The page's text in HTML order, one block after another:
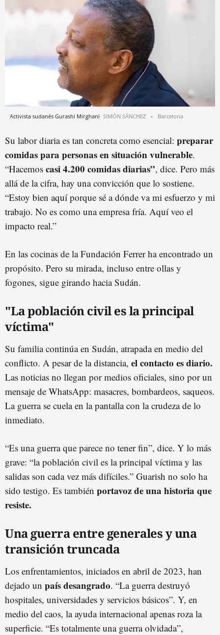
Activista sudanés Gurashi Mirghani SIMÓN SÁNCHEZ Barcelona
Su labor diaria es tan concreta como esencial: preparar
comidas para personas en situación vulnerable.
“Hacemos casi 4.200 comidas diarias”, dice. Pero más
allá de la cifra, hay una convicción que lo sostiene.
“Estoy bien aquí porque sé a dónde va mi esfuerzo y mi
trabajo. No es como una empresa fría. Aquí veo el
impacto real.”
En las cocinas de la Fundación Ferrer ha encontrado un
propósito. Pero su mirada, incluso entre ollas y
fogones, sigue girando hacia Sudán.
"La población civil es la principal
víctima"
Su familia continúa en Sudán, atrapada en medio del
conflicto. A pesar de la distancia, el contacto es diario.
Las noticias no llegan por medios oficiales, sino por un
mensaje de WhatsApp: masacres, bombardeos, saqueos.
La guerra se cuela en la pantalla con la crudeza de lo
inmediato.
“Es una guerra que parece no tener fin”, dice. Y lo más
grave: “la población civil es la principal víctima y las
salidas son cada vez más difíciles.” Guarish no solo ha
sido testigo. Es también portavoz de una historia que
resiste.
Una guerra entre generales y una
transición truncada
Los enfrentamientos, iniciados en abril de 2023, han
dejado un país desangrado. “La guerra destruyó
hospitales, universidades y servicios básicos”. Y, en
medio del caos, la ayuda internacional apenas roza la
superficie. “Es totalmente una guerra olvidada”,